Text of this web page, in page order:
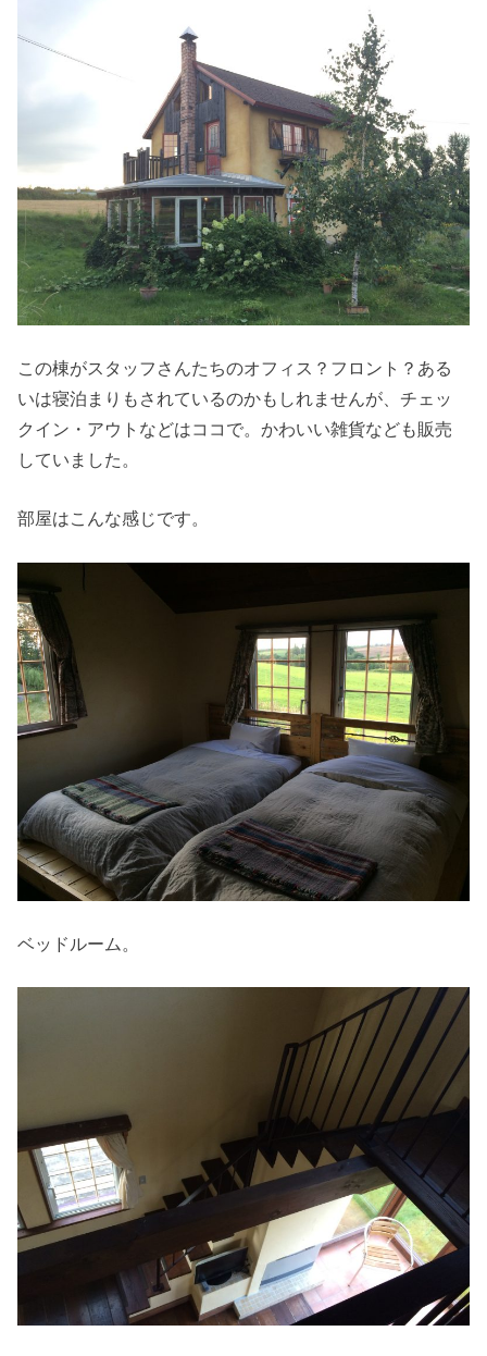
この棟がスタッフさんたちのオフィス？フロント？ある
いは寝泊まりもされているのかもしれませんが、チェッ
クイン・アウトなどはココで。かわいい雑貨なども販売
していました。
部屋はこんな感じです。
ベッドルーム。